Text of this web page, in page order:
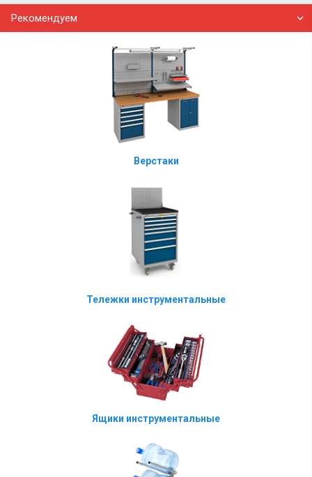
Рекомендуем
Верстаки
Тележки инструментальные
Ящики инструментальные